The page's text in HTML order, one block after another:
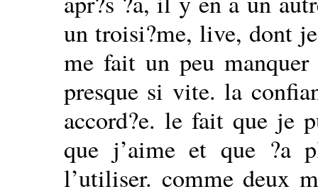
un troisi?me, live, dont
me fait un peu
presque si vite. la
accord?e. le fait que je
que j’aime et que ?a
l’utiliser. comme deux